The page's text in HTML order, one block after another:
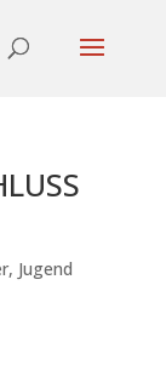
, Jugend